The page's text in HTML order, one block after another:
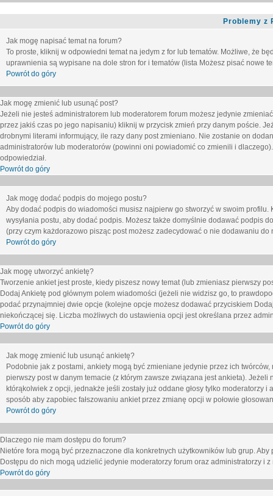
Problemy z
Jak mogę napisać temat na forum?
To proste, kliknij w odpowiedni temat na jedym z for lub tematów. Możliwe, że
uprawnienia są wypisane na dole stron for i tematów (lista Możesz pisać nowe
Powrót do góry
Jak mogę zmienić lub usunąć post?
Jeżeli nie jesteś administratorem lub moderatorem forum możesz jedynie
przez jakiś czas po jego napisaniu) kliknij w przycisk zmień przy danym poście.
drobnymi literami informujący, ile razy dany post zmieniano. Nie zostanie on
administratorów lub moderatorów (powinni oni powiadomić co zmienili i
odpowiedział.
Powrót do góry
Jak mogę dodać podpis do mojego postu?
Aby dodać podpis do wiadomości musisz najpierw go stworzyć w swoim
wysyłania postu, aby dodać podpis. Możesz także domyślnie dodawać podpis
(przy czym każdorazowo pisząc post możesz zadecydować o nie dodawaniu
Powrót do góry
Jak mogę utworzyć ankietę?
Tworzenie ankiet jest proste, kiedy piszesz nowy temat (lub zmieniasz pierwszy
Dodaj Ankietę pod głównym polem wiadomości (jeżeli nie widzisz go, to
podać przynajmniej dwie opcje (kolejne opcje możesz dodawać przyciskiem
niekończącej się. Liczba możliwych do ustawienia opcji jest określana przez
Powrót do góry
Jak mogę zmienić lub usunąć ankietę?
Podobnie jak z postami, ankiety mogą być zmieniane jedynie przez ich
pierwszy post w danym temacie (z którym zawsze związana jest ankieta).
którąkolwiek z opcji, jednakże jeśli zostały już oddane głosy tylko
sposób aby zapobiec fałszowaniu ankiet przez zmianę opcji w połowie
Powrót do góry
Dlaczego nie mam dostępu do forum?
Nietóre fora mogą być przeznaczone dla konkretnych użytkowników lub grup.
Dostępu do nich mogą udzielić jedynie moderatorzy forum oraz administratorzy i
Powrót do góry